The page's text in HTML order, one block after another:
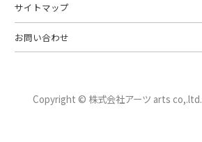
サイトマップ
お問い合わせ
Copyright © 株式会社アーツ arts co,.ltd.